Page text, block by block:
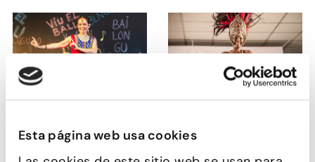
Esta página web usa cookies
BOLLYWOOD SAMBA I AXÉ